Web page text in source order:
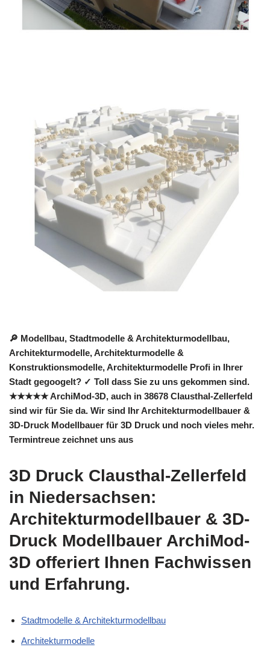
🔎 Modellbau, Stadtmodelle & Architekturmodellbau,
Architekturmodelle, Architekturmodelle &
Konstruktionsmodelle, Architekturmodelle Profi in Ihrer
Stadt gegoogelt? ✓ Toll dass Sie zu uns gekommen sind.
★★★★★ ArchiMod-3D, auch in 38678 Clausthal-Zellerfeld
sind wir für Sie da. Wir sind Ihr Architekturmodellbauer &
3D-Druck Modellbauer für 3D Druck und noch vieles mehr.
Termintreue zeichnet uns aus
3D Druck Clausthal-Zellerfeld
in Niedersachsen:
Architekturmodellbauer & 3D-
Druck Modellbauer ArchiMod-
3D offeriert Ihnen Fachwissen
und Erfahrung.
Stadtmodelle & Architekturmodellbau
Architekturmodelle